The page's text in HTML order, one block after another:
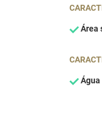
Área
Água